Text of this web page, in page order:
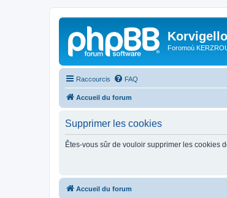
Foromoù
Raccourcis FAQ
Accueil du forum
Supprimer les cookies
Êtes-vous sûr de vouloir supprimer les cookies
Accueil du forum